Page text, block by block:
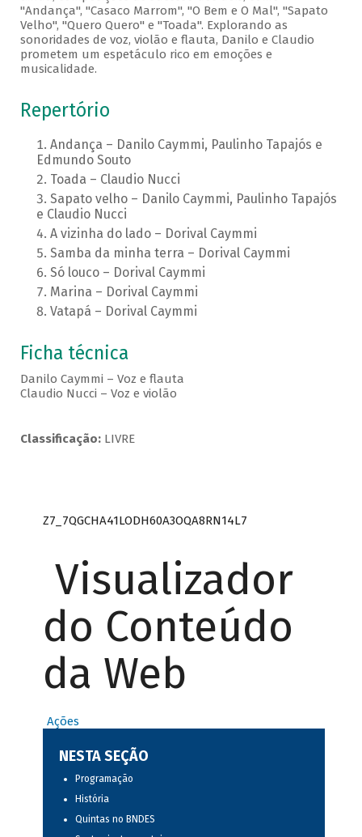
"Andança", "Casaco Marrom", "O Bem e O Mal", "Sapato
Velho", "Quero Quero" e "Toada". Explorando as
sonoridades de voz, violão e flauta, Danilo e Claudio
prometem um espetáculo rico em emoções e
musicalidade.
Repertório
Andança – Danilo Caymmi, Paulinho Tapajós e
Edmundo Souto
Toada – Claudio Nucci
Sapato velho – Danilo Caymmi, Paulinho Tapajós
e Claudio Nucci
A vizinha do lado – Dorival Caymmi
Samba da minha terra – Dorival Caymmi
Só louco – Dorival Caymmi
Marina – Dorival Caymmi
Vatapá – Dorival Caymmi
Ficha técnica
Danilo Caymmi – Voz e flauta
Claudio Nucci – Voz e violão
Classificação:LIVRE
Z7_7QGCHA41LODH60A3OQA8RN14L7
Visualizador
do Conteúdo
da Web
Ações
NESTA SEÇÃO
Programação
História
Quintas no BNDES